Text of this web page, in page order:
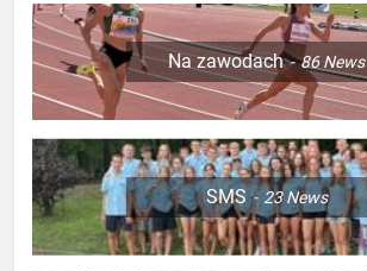
Na zawodach 86News
SMS 23News